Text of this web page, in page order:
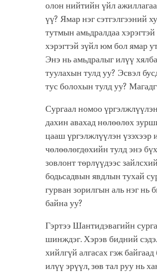
олон нийтийн үйл
үү? Ямар нэг сэтгэлгээний
тутмын амьдралдаа
хэрэгтэй зүйл юм бол ямар
Энэ нь амьдралыг илүү
туулахын тулд уу? Эсвэл
тус болохын тулд уу?
Сургаал номоо
дахин авахад нөлөөлөх
цааш үргэлжлүүлэн үзэхээр
чөлөөлөгдөхийн тулд энэ
зовлонт төрлүүдээс
бодьсадвын явдлын тухай
гурван зорилгын аль нэг нь
байна уу?
Гэртээ Шантидэвагийн
шинждэг. Хэрэв бидний
хийлгүй алгасах гэж
илүү эрүүл, зөв тал руу нь